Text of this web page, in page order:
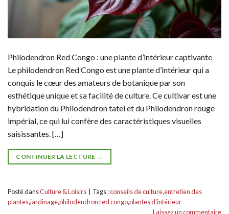
Philodendron Red Congo : une plante d’intérieur captivante
Le philodendron Red Congo est une plante d’intérieur qui a
conquis le cœur des amateurs de botanique par son
esthétique unique et sa facilité de culture. Ce cultivar est une
hybridation du Philodendron tatei et du Philodendron rouge
impérial, ce qui lui confère des caractéristiques visuelles
saisissantes. […]
CONTINUER LA LECTURE →
Posté dansCulture & Loisirs Tags :conseils de culture,entretien des
plantes,jardinage,philodendron red congo,plantes d'intérieur
Laissez un commentaire